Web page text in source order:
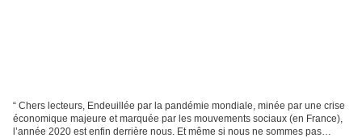
“ Chers lecteurs, Endeuillée par la pandémie mondiale, minée par une crise
économique majeure et marquée par les mouvements sociaux (en France),
l’année 2020 est enfin derrière nous. Et même si nous ne sommes pas